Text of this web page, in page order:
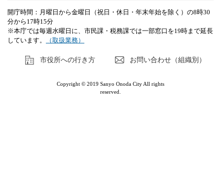
開庁時間：月曜日から金曜日（祝日・休日・年末年始を除く）の8時30
分から17時15分
※本庁では毎週水曜日に、市民課・税務課では一部窓口を19時まで延長
しています。
（取扱業務）
市役所への行き方 お問い合わせ（組織別）
Copyright © 2019 Sanyo Onoda City All rights
reserved.